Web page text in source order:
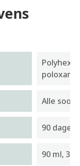
Alle
90 dagen
90 ml,